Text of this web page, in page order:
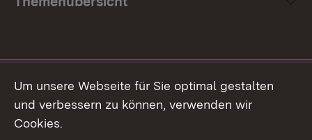
Facebook
Um unsere Webseite für Sie optimal gestalten
und verbessern zu können, verwenden wir
Cookies.